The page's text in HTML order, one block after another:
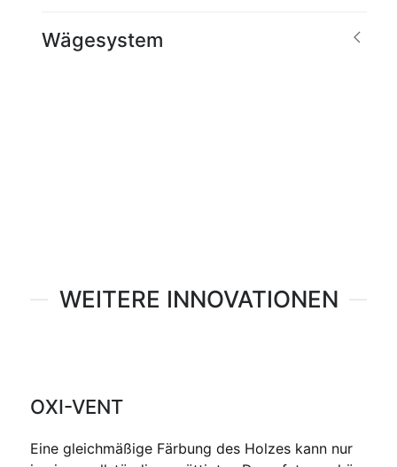
Wägesystem
WEITERE INNOVATIONEN
OXI-VENT
Eine gleichmäßige Färbung des Holzes kann nur